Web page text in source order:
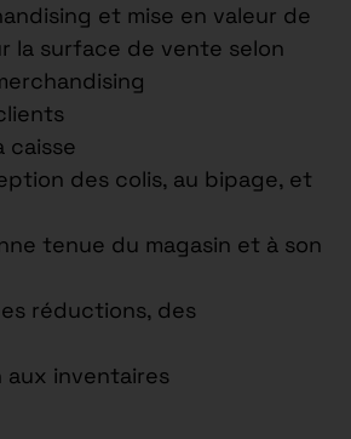
et mise en valeur de
la surface de vente selon
caisse
des colis, au bipage, et
tenue du magasin et à son
réductions, des
inventaires